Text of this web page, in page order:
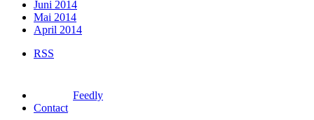
Juni 2014
Mai 2014
April 2014
RSS
Feedly
Contact